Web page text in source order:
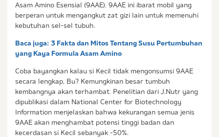
Asam Amino Esensial (9AAE). 9AAE ini ibarat mobil yang
berperan untuk mengangkut zat gizi lain untuk memenuhi
kebutuhan sel-sel tubuh.
Baca juga: 3 Fakta dan Mitos Tentang Susu Pertumbuhan
yang Kaya Formula Asam Amino
Coba bayangkan kalau si Kecil tidak mengonsumsi 9AAE
secara lengkap, Bu? Kemungkinan besar tumbuh
kembangnya akan terhambat. Penelitian dari J.Nutr yang
dipublikasi dalam National Center for Biotechnology
Information menjelaskan bahwa kekurangan semua jenis
9AAE akan menghambat potensi tinggi badan dan
kecerdasan si Kecil sebanyak -50%.